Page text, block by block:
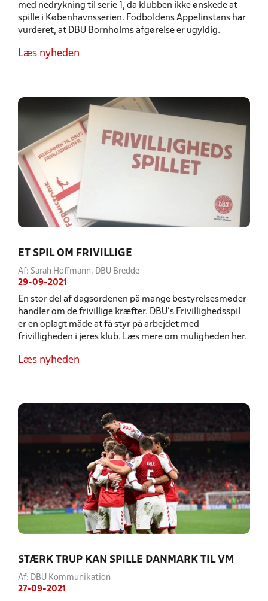
med nedrykning til serie 1, da klubben ikke ønskede at
spille i Københavnsserien. Fodboldens Appelinstans har
vurderet, at DBU Bornholms afgørelse er ugyldig.
Læs nyheden
ET SPIL OM FRIVILLIGE
Af: Sarah Hoffmann, DBU Bredde
29-09-2021
En stor del af dagsordenen på mange bestyrelsesmøder
handler om de frivillige kræfter. DBU’s Frivillighedsspil
er en oplagt måde at få styr på arbejdet med
frivilligheden i jeres klub. Læs mere om muligheden her.
Læs nyheden
STÆRK TRUP KAN SPILLE DANMARK TIL VM
Af: DBU Kommunikation
27-09-2021